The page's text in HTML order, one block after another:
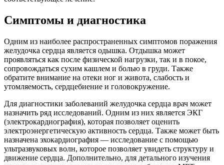
Симптомы и диагностика
Одним из наиболее распространенных симптомов поражения
желудочка сердца является одышка. Отдышка может
проявляться как после физической нагрузки, так и в покое,
сопровождаться сухим кашлем и болью в груди. Также
обратите внимание на отеки ног и живота, слабость и
утомляемость, сердцебиение и головокружение.
Для диагностики заболеваний желудочка сердца врач может
назначить ряд исследований. Одним из них является ЭКГ
(электрокардиография), которая позволяет оценить
электроэнергетическую активность сердца. Также может быть
назначена эхокардиография — исследование с помощью
ультразвуковых волн, которое позволяет увидеть структуру и
движение сердца. Дополнительно, для детального изучения